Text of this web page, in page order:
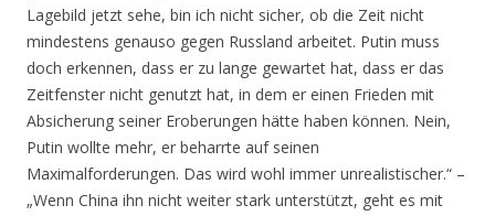
Lagebild jetzt sehe, bin ich nicht sicher, ob die Zeit nicht
mindestens genauso gegen Russland arbeitet. Putin muss
doch erkennen, dass er zu lange gewartet hat, dass er das
Zeitfenster nicht genutzt hat, in dem er einen Frieden mit
Absicherung seiner Eroberungen hätte haben können. Nein,
Putin wollte mehr, er beharrte auf seinen
Maximalforderungen. Das wird wohl immer unrealistischer.“ –
„Wenn China ihn nicht weiter stark unterstützt, geht es mit